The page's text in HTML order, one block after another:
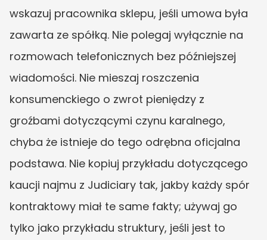
wskazuj pracownika sklepu, jeśli umowa była
zawarta ze spółką. Nie polegaj wyłącznie na
rozmowach telefonicznych bez późniejszej
wiadomości. Nie mieszaj roszczenia
konsumenckiego o zwrot pieniędzy z
groźbami dotyczącymi czynu karalnego,
chyba że istnieje do tego odrębna oficjalna
podstawa. Nie kopiuj przykładu dotyczącego
kaucji najmu z Judiciary tak, jakby każdy spór
kontraktowy miał te same fakty; używaj go
tylko jako przykładu struktury, jeśli jest to